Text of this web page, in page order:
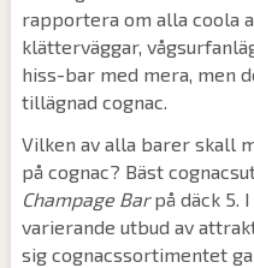
rapportera om alla coola
klätterväggar,
hiss-bar med mera, men
tillägnad cognac.
Vilken av alla barer skall
på cognac? Bäst
Champage Barpå däck 5.
varierande utbud av
sig cognacssortimentet